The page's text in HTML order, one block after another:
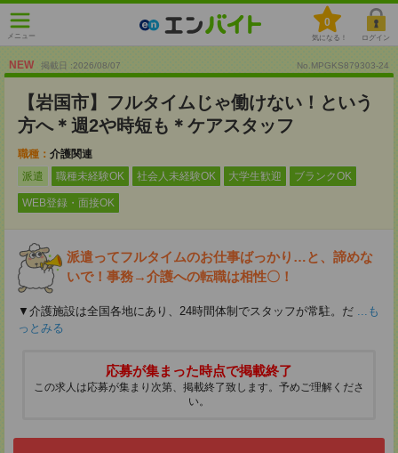
メニュー
0
気になる！ ログイン
NEW 掲載日 :2026/08/07 No.MPGKS879303-24
【岩国市】フルタイムじゃ働けない！という
方へ＊週2や時短も＊ケアスタッフ
職種： 介護関連
派遣
職種未経験OK 社会人未経験OK 大学生歓迎 ブランクOK
WEB登録・面接OK
派遣ってフルタイムのお仕事ばっかり…と、諦めな
いで！事務→介護への転職は相性〇！
▼介護施設は全国各地にあり、24時間体制でスタッフが常駐。だ ...も
っとみる
応募が集まった時点で掲載終了
この求人は応募が集まり次第、掲載終了致します。予めご理解くださ
い。